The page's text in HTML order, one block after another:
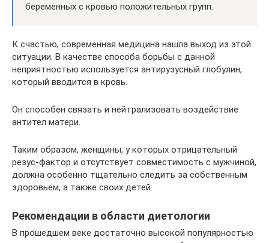
беременных с кровью положительных групп.
К счастью, современная медицина нашла выход из этой
ситуации. В качестве способа борьбы с данной
неприятностью используется антирузусный глобулин,
который вводится в кровь.
Он способен связать и нейтрализовать воздействие
антител матери.
Таким образом, женщины, у которых отрицательный
резус-фактор и отсутствует совместимость с мужчиной,
должна особенно тщательно следить за собственным
здоровьем, а также своих детей.
Рекомендации в области диетологии
В прошедшем веке достаточно высокой популярностью